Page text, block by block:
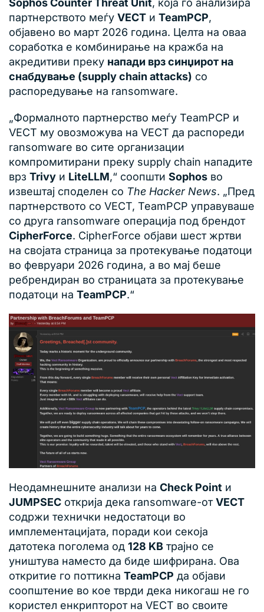
Sophos Counter Threat Unit, која го анализира
партнерството меѓу VECT и TeamPCP,
објавено во март 2026 година. Целта на оваа
соработка е комбинирање на кражба на
акредитиви преку напади врз синџирот на
снабдување (supply chain attacks) со
распоредување на ransomware.
„Формалното партнерство меѓу TeamPCP и
VECT му овозможува на VECT да распореди
ransomware во сите организации
компромитирани преку supply chain нападите
врз Trivy и LiteLLM,“ соопшти Sophos во
извештај споделен со The Hacker News. „Пред
партнерството со VECT, TeamPCP управуваше
со друга ransomware операција под брендот
CipherForce. CipherForce објави шест жртви
на својата страница за протекување податоци
во февруари 2026 година, а во мај беше
ребрендиран во страницата за протекување
податоци на TeamPCP.“
Неодамнешните анализи на Check Point и
JUMPSEC открија дека ransomware-отVECT
содржи технички недостатоци во
имплементацијата, поради кои секоја
датотека поголема од 128 KB трајно се
уништува наместо да биде шифрирана. Ова
откритие го поттикна TeamPCP да објави
соопштение во кое тврди дека никогаш не го
користел енкрипторот на VECT во своите